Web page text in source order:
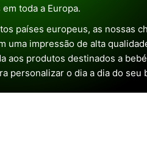
toda a Europa.
países europeus, as nossas
uma impressão de alta
aos produtos destinados a
personalizar o dia a dia do seu